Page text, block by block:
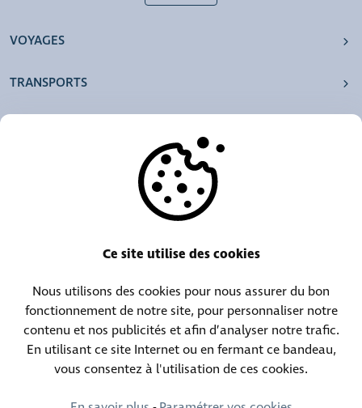
VOYAGES
TRANSPORTS
Centrale téléphonique :
(+352) 30 01 46-1
Contact objets trouvés :
(+352) 30 01 46 84
(+352) 30 01 46 80 (24h/24 7j/7)
Ce site utilise des cookies
Nous utilisons des cookies pour nous assurer du bon
fonctionnement de notre site, pour personnaliser notre
contenu et nos publicités et afin d’analyser notre trafic.
En utilisant ce site Internet ou en fermant ce bandeau,
vous consentez à l'utilisation de ces cookies.